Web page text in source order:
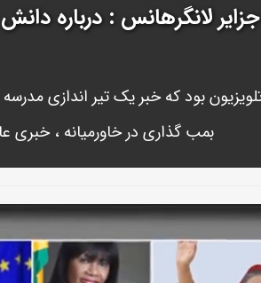
لانگرهانس : درباره
بود که خبر یک تیر اندازی
بمب گذاری در خاورمیانه ،